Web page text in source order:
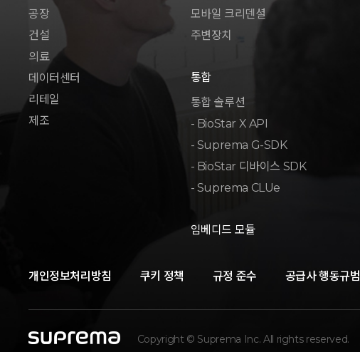
공장
건설
의료
데이터센터
리테일
제조
모바일 크리덴셜
주변장치
통합
통합 솔루션
- BioStar X API
- Suprema G-SDK
- BioStar 디바이스 SDK
- Suprema CLUe
임베디드 모듈
개인정보처리방침 쿠키 정책 규정 준수 공급사 행동규범
Copyright © Suprema Inc. All rights reserved.